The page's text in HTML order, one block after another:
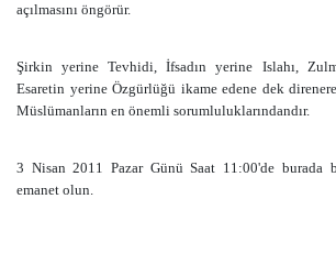
açılmasını öngörür.
Şirkin yerine Tevhidi, İfsadın yerine Islahı,
Esaretin yerine Özgürlüğü ikame edene dek
Müslümanların en önemli sorumluluklarındandır.
3 Nisan 2011 Pazar Günü Saat 11:00'de burada
emanet olun.